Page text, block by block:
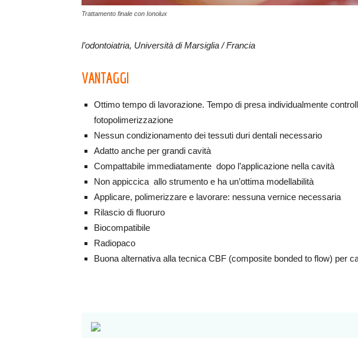
Trattamento finale con Ionolux
l’odontoiatria, Università di Marsiglia / Francia
VANTAGGI
Ottimo tempo di lavorazione. Tempo di presa individualmente
fotopolimerizzazione
Nessun condizionamento dei tessuti duri dentali necessario
Adatto anche per grandi cavità
Compattabile immediatamente dopo l’applicazione nella cavità
Non appiccica allo strumento e ha un’ottima modellabilità
Applicare, polimerizzare e lavorare: nessuna vernice necessaria
Rilascio di fluoruro
Biocompatibile
Radiopaco
Buona alternativa alla tecnica CBF (composite bonded to flow) per